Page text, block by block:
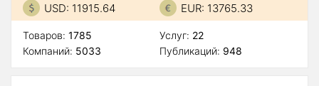
USD: 11915.64 EUR: 13765.33
Товаров: 1785
Компаний: 5033
Услуг: 22
Публикаций: 948